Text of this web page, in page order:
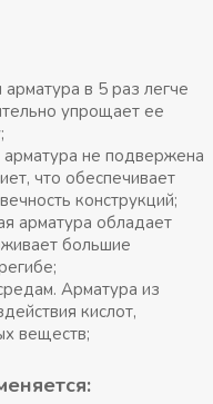
в 5 раз легче
упрощает ее
не подвержена
что обеспечивает
конструкций;
арматура обладает
большие
Арматура из
кислот,
веществ;
: